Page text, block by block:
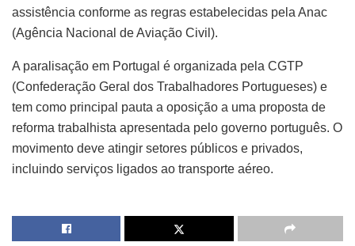
assistência conforme as regras estabelecidas pela Anac
(Agência Nacional de Aviação Civil).
A paralisação em Portugal é organizada pela CGTP
(Confederação Geral dos Trabalhadores Portugueses) e
tem como principal pauta a oposição a uma proposta de
reforma trabalhista apresentada pelo governo português. O
movimento deve atingir setores públicos e privados,
incluindo serviços ligados ao transporte aéreo.